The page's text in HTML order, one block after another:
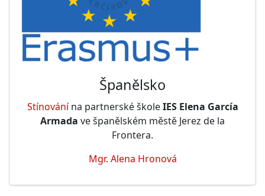
Španělsko
Stínování na partnerské školeIES Elena García
Armada ve španělském městě Jerez de la
Frontera.
Mgr. Alena Hronová